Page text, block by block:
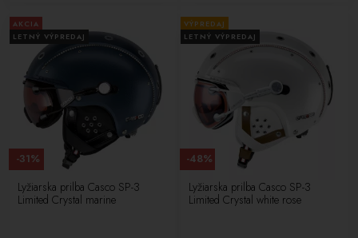
AKCIA
LETNÝ VÝPREDAJ
Lyžiarska prilba Casco SP-3
Limited Crystal marine
-31%
VÝPREDAJ
LETNÝ VÝPREDAJ
Lyžiarska prilba Casco SP-3
Limited Crystal white rose
-48%